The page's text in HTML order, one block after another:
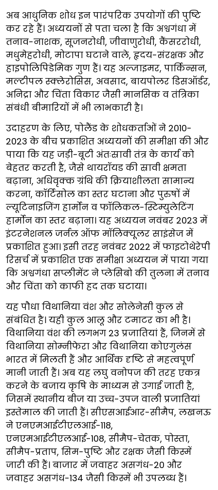
अब आधुनिक शोध इन पारंपरिक उपयोगों की पुष्टि
कर रहे हैं। अध्ययनों से पता चला है कि अश्वगंधा में
तनाव-नाशक, सूजनरोधी, जीवाणुरोधी, कैंसररोधी,
मधुमेहरोधी, मोटापा घटाने वाले, हृदय-संरक्षक और
हाइपोलिपिडेमिक गुण हैं। यह अल्जाइमर, पार्किन्सन,
मल्टीपल स्क्लेरोसिस, अवसाद, बायपोलर डिसऑर्डर,
अनिद्रा और चिंता विकार जैसी मानसिक व तंत्रिका
संबंधी बीमारियों में भी लाभकारी है।
उदाहरण के लिए, पोलैंड के शोधकर्ताओं ने 2010-
2023 के बीच प्रकाशित अध्ययनों की समीक्षा की और
पाया कि यह जड़ी-बूटी अंतःस्रावी तंत्र के कार्य को
बेहतर करती है, जैसे थायरॉयड की स्रावी क्षमता
बढ़ाना, अधिवृक्क ग्रंथि की क्रियाशीलता सामान्य
करना, कॉर्टिसोल का स्तर घटाना और पुरुषों में
ल्यूटिनाइजिंग हार्मोन व फॉलिकल-स्टिम्युलेटिंग
हार्मोन का स्तर बढ़ाना। यह अध्ययन नवंबर 2023 में
इंटरनेशनल जर्नल ऑफ मॉलिक्यूलर साइंसेज में
प्रकाशित हुआ। इसी तरह नवंबर 2022 में फाइटोथेरेपी
रिसर्च में प्रकाशित एक समीक्षा अध्ययन में पाया गया
कि अश्वगंधा सप्लीमेंट ने प्लेसिबो की तुलना में तनाव
और चिंता को काफी हद तक घटाया।
यह पौधा विथानिया वंश और सोलेनेसी कुल से
संबंधित है। यही कुल आलू और टमाटर का भी है।
विथानिया वंश की लगभग 23 प्रजातियां हैं, जिनमें से
विथानिया सोम्नीफेरा और विथानिया कोएगुलंस
भारत में मिलती हैं और आर्थिक दृष्टि से महत्वपूर्ण
मानी जाती हैं। अब यह लघु वनोपज की तरह एकत्र
करने के बजाय कृषि के माध्यम से उगाई जाती है,
जिसमें स्थानीय बीज या उच्च-उपज वाली प्रजातियां
इस्तेमाल की जाती हैं। सीएसआईआर-सीमैप, लखनऊ
ने एनएमआईटीएलआई-118,
एनएमआईटीएलआई-108, सीमैप-चेतक, पोस्ता,
सीमैप-प्रताप, सिम-पुष्टि और रक्षक जैसी किस्में
जारी की हैं। बाजार में जवाहर असगंध-20 और
जवाहर असगंध-134 जैसी किस्में भी उपलब्ध हैं।